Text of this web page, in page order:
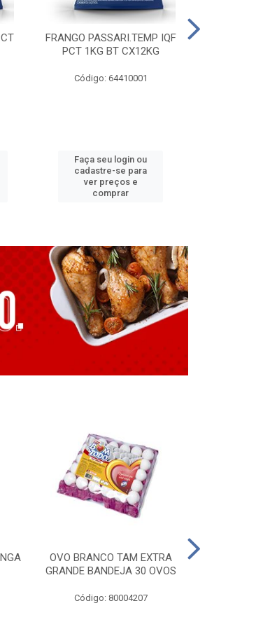
FRANGO PASSARI.TEMP IQF
PCT 1KG BT CX12KG
Código: 64410001
Faça seu login ou
cadastre-se para
ver preços e
comprar
OVO BRANCO TAM EXTRA
GRANDE BANDEJA 30 OVOS
Código: 80004207